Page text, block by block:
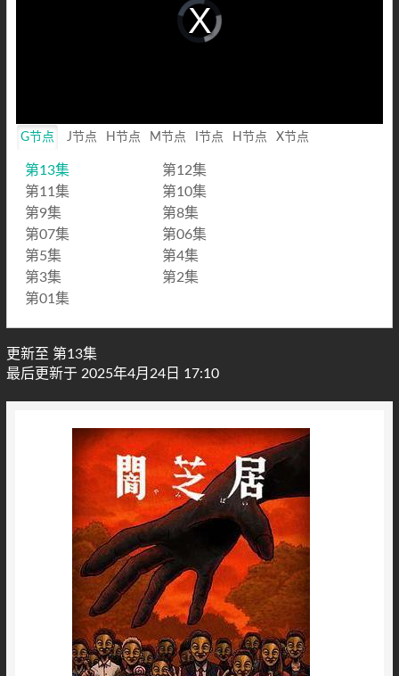
Video
Player
loading.
G节点 J节点 H节点 M节点 I节点 H节点 X节点
第13集
第12集
第11集
第10集
第9集
第8集
第07集
第06集
第5集
第4集
第3集
第2集
第01集
更新至 第13集
最后更新于 2025年4月24日 17:10